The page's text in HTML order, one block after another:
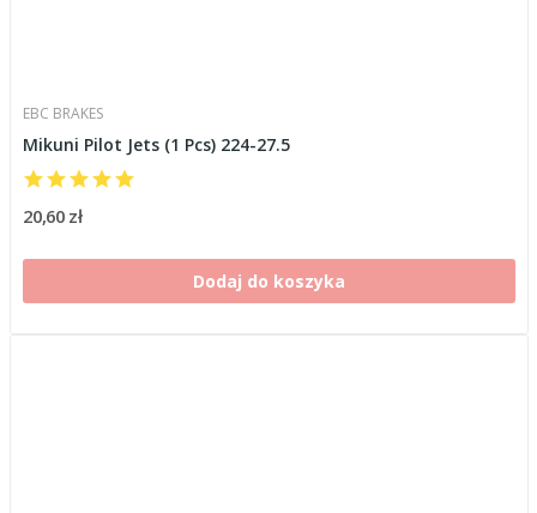
EBC BRAKES
Mikuni Pilot Jets (1 Pcs) 224-27.5
20,60 zł
Dodaj do koszyka